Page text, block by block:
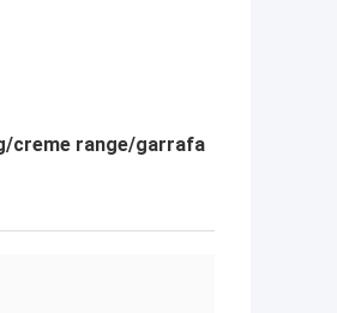
creme range/garrafa